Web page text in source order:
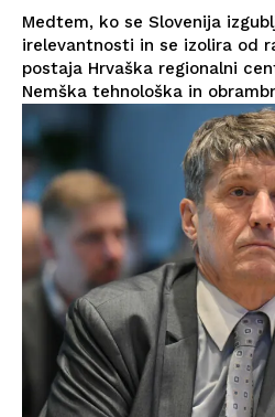
Medtem, ko se Slovenija
irelevantnosti in se izolira od
postaja Hrvaška regionalni
Nemška tehnološka in